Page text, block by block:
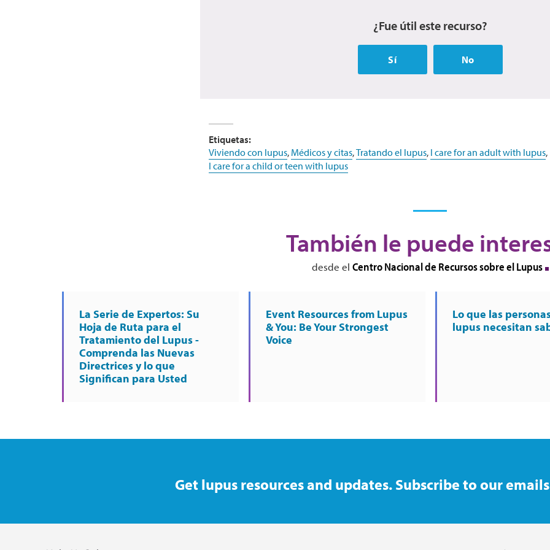
¿Fue útil este recurso?
Sí No
Etiquetas:
Viviendo con lupus, Médicos y citas,Tratando el lupus, I care for an adult with lupus,
I care for a child or teen with lupus
También le puede
desde el Centro Nacional de Recursos sobre el Lupus
La Serie de Expertos: Su
Hoja de Ruta para el
Tratamiento del Lupus -
Comprenda las Nuevas
Directrices y lo que
Significan para Usted
Event Resources from Lupus
& You: Be Your Strongest
Voice
Lo que las
lupus necesitan
Get lupus resources and updates. Subscribe to our